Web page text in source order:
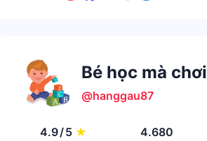
Bé học mà chơi
@hanggau87
4.9/5 ★
4.680